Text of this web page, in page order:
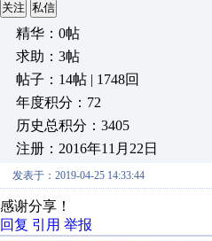
关注 私信
精华：0帖
求助：3帖
帖子：14帖 | 1748回
年度积分：72
历史总积分：3405
注册：2016年11月22日
发表于：2019-04-25 14:33:44
感谢分享！
回复 引用 举报